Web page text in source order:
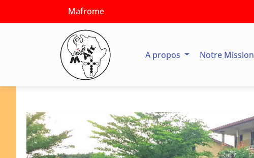
Mafrome
A propos Notre Mission